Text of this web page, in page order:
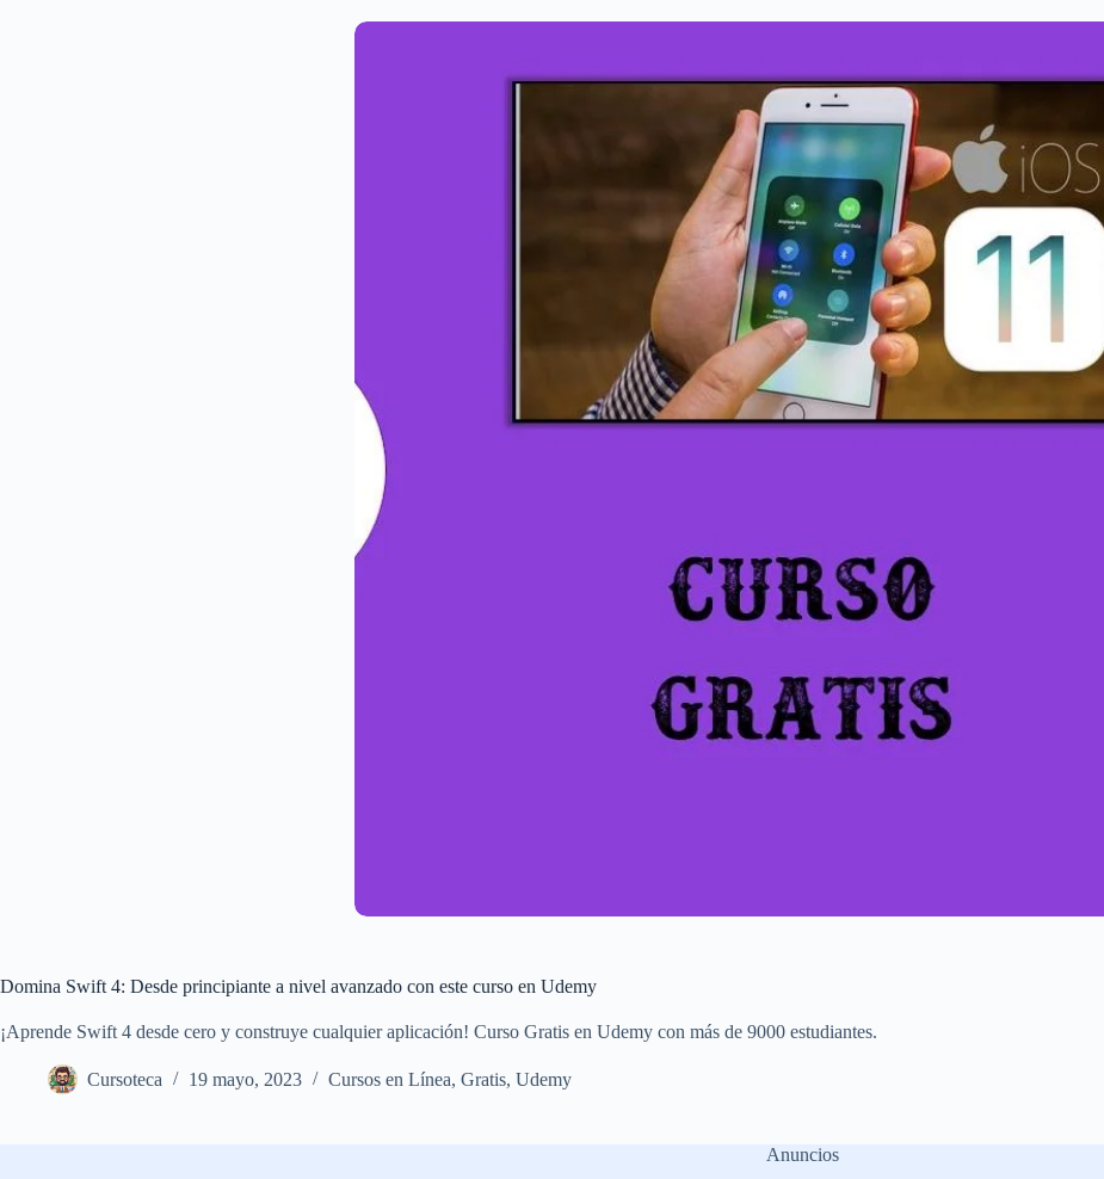
Domina Swift 4: Desde principiante a nivel avanzado con este curso en Udemy
¡Aprende Swift 4 desde cero y construye cualquier aplicación! Curso Gratis en Udemy con más de 9000 estudiantes.
Cursoteca 19 mayo, 2023 Cursos en Línea, Gratis, Udemy
Anuncios